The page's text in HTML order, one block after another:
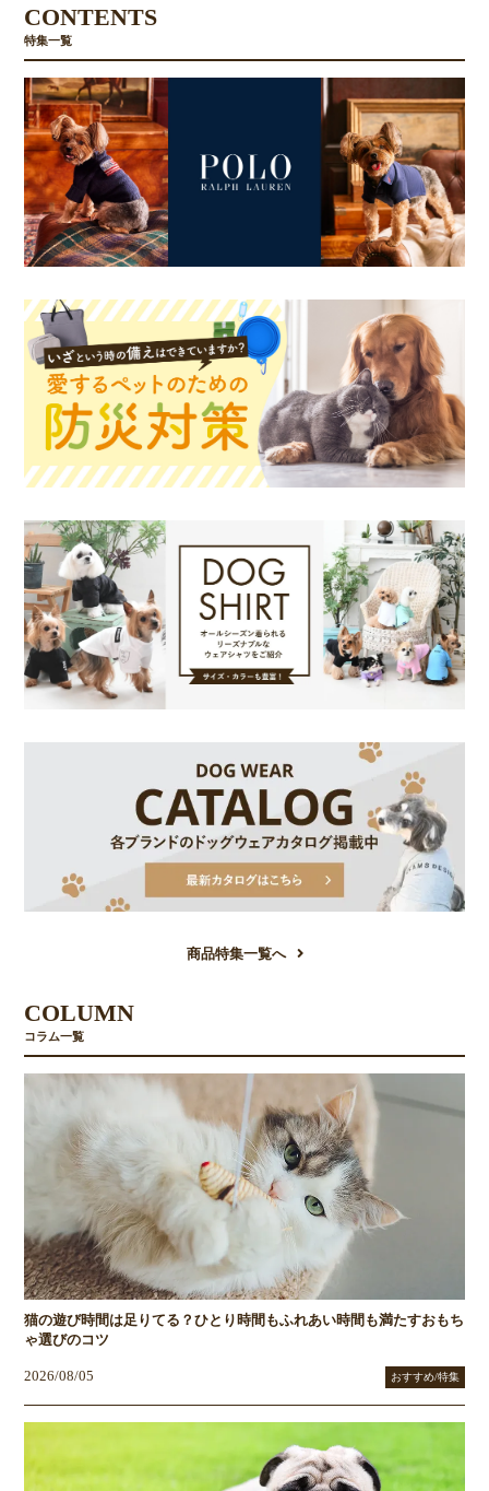
CONTENTS
特集一覧
商品特集一覧へ
COLUMN
コラム一覧
猫の遊び時間は足りてる？ひとり時間もふれあい時間も満たすおもち
ゃ選びのコツ
2026/08/05 おすすめ/特集